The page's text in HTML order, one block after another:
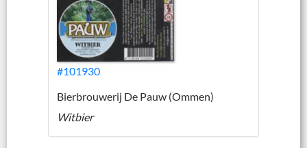
#101930
Bierbrouwerij De Pauw (Ommen)
Witbier